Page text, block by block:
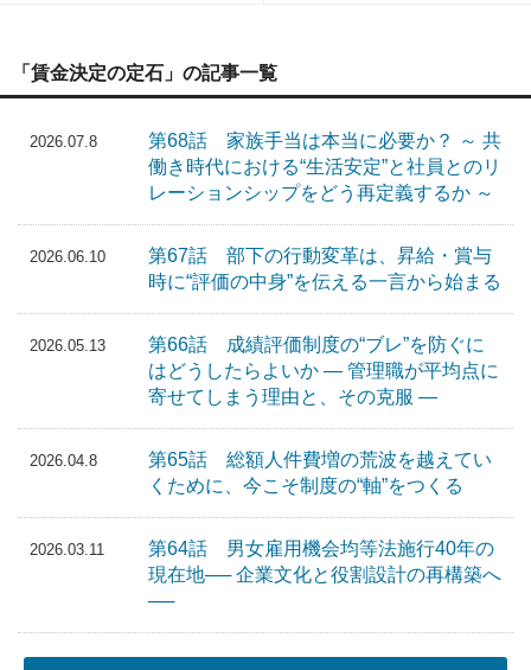
「賃金決定の定石」の記事一覧
2026.07.8
第68話 家族手当は本当に必要か？ ～ 共
働き時代における“生活安定”と社員とのリ
レーションシップをどう再定義するか ～
2026.06.10
第67話 部下の行動変革は、昇給・賞与
時に“評価の中身”を伝える一言から始まる
2026.05.13
第66話 成績評価制度の“ブレ”を防ぐに
はどうしたらよいか ― 管理職が平均点に
寄せてしまう理由と、その克服 ―
2026.04.8
第65話 総額人件費増の荒波を越えてい
くために、今こそ制度の“軸”をつくる
2026.03.11
第64話 男女雇用機会均等法施行40年の
現在地── 企業文化と役割設計の再構築へ
──